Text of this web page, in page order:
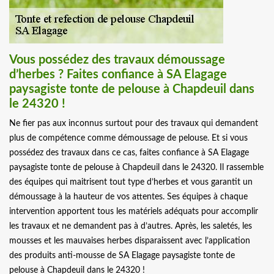
Vous possédez des travaux démoussage
d’herbes ? Faites confiance à SA Elagage
paysagiste tonte de pelouse à Chapdeuil dans
le 24320 !
Ne fier pas aux inconnus surtout pour des travaux qui demandent
plus de compétence comme démoussage de pelouse. Et si vous
possédez des travaux dans ce cas, faites confiance à SA Elagage
paysagiste tonte de pelouse à Chapdeuil dans le 24320. Il rassemble
des équipes qui maitrisent tout type d’herbes et vous garantit un
démoussage à la hauteur de vos attentes. Ses équipes à chaque
intervention apportent tous les matériels adéquats pour accomplir
les travaux et ne demandent pas à d’autres. Après, les saletés, les
mousses et les mauvaises herbes disparaissent avec l’application
des produits anti-mousse de SA Elagage paysagiste tonte de
pelouse à Chapdeuil dans le 24320 !